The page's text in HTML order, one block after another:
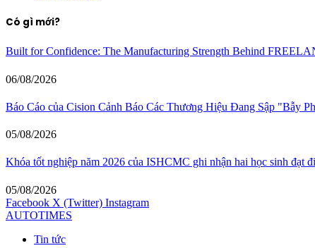
Có gì mới?
Built for Confidence: The Manufacturing Strength Behind
06/08/2026
Báo Cáo của Cision Cảnh Báo Các Thương Hiệu Đang Sập "Bẫy
05/08/2026
Khóa tốt nghiệp năm 2026 của ISHCMC ghi nhận hai học sinh đạt
05/08/2026
Facebook X (Twitter) Instagram
AUTOTIMES
Tin tức